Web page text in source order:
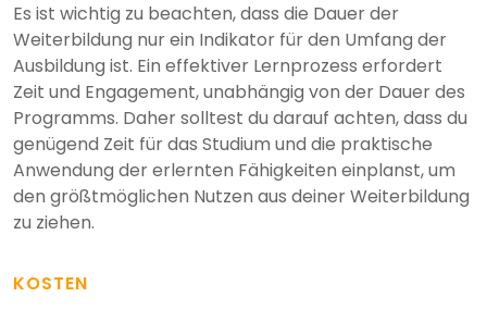
Es ist wichtig zu beachten, dass die Dauer der
Weiterbildung nur ein Indikator für den Umfang der
Ausbildung ist. Ein effektiver Lernprozess erfordert
Zeit und Engagement, unabhängig von der Dauer des
Programms. Daher solltest du darauf achten, dass du
genügend Zeit für das Studium und die praktische
Anwendung der erlernten Fähigkeiten einplanst, um
den größtmöglichen Nutzen aus deiner Weiterbildung
zu ziehen.
KOSTEN